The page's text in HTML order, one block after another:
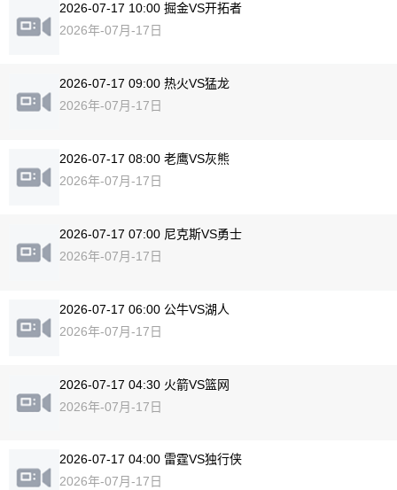
2026-07-17 10:00 掘金VS开拓者
2026年-07月-17日
2026-07-17 09:00 热火VS猛龙
2026年-07月-17日
2026-07-17 08:00 老鹰VS灰熊
2026年-07月-17日
2026-07-17 07:00 尼克斯VS勇士
2026年-07月-17日
2026-07-17 06:00 公牛VS湖人
2026年-07月-17日
2026-07-17 04:30 火箭VS篮网
2026年-07月-17日
2026-07-17 04:00 雷霆VS独行侠
2026年-07月-17日